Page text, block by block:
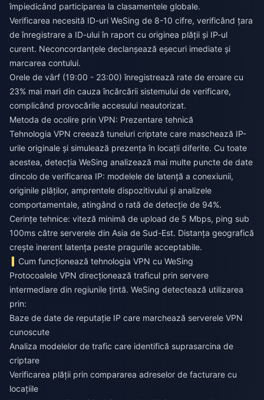
împiedicând participarea la clasamentele globale.
Verificarea necesită ID-uri WeSing de 8-10 cifre, verificând țara
de înregistrare a ID-ului în raport cu originea plății și IP-ul
curent. Neconcordanțele declanșează eșecuri imediate și
marcarea contului.
Orele de vârf (19:00 - 23:00) înregistrează rate de eroare cu
23% mai mari din cauza încărcării sistemului de verificare,
complicând provocările accesului neautorizat.
Metoda de ocolire prin VPN: Prezentare tehnică
Tehnologia VPN creează tuneluri criptate care maschează IP-
urile originale și simulează prezența în locații diferite. Cu toate
acestea, detecția WeSing analizează mai multe puncte de date
dincolo de verificarea IP: modelele de latență a conexiunii,
originile plăților, amprentele dispozitivului și analizele
comportamentale, atingând o rată de detecție de 94%.
Cerințe tehnice: viteză minimă de upload de 5 Mbps, ping sub
100ms către serverele din Asia de Sud-Est. Distanța geografică
crește inerent latența peste pragurile acceptabile.
Cum funcționează tehnologia VPN cu WeSing
Protocoalele VPN direcționează traficul prin servere
intermediare din regiunile țintă. WeSing detectează utilizarea
prin:
Baze de date de reputație IP care marchează serverele VPN
cunoscute
Analiza modelelor de trafic care identifică suprasarcina de
criptare
Verificarea plății prin compararea adreselor de facturare cu
locațiile